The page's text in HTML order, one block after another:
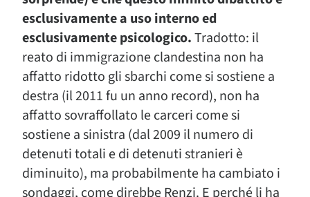
esclusivamente a uso interno ed
esclusivamente psicologico.Tradotto: il
reato di immigrazione clandestina non ha
affatto ridotto gli sbarchi come si sostiene a
destra (il 2011 fu un anno record), non ha
affatto sovraffollato le carceri come si
sostiene a sinistra (dal 2009 il numero di
detenuti totali e di detenuti stranieri è
diminuito), ma probabilmente ha cambiato i
sondaggi, come direbbe Renzi. E perché li ha